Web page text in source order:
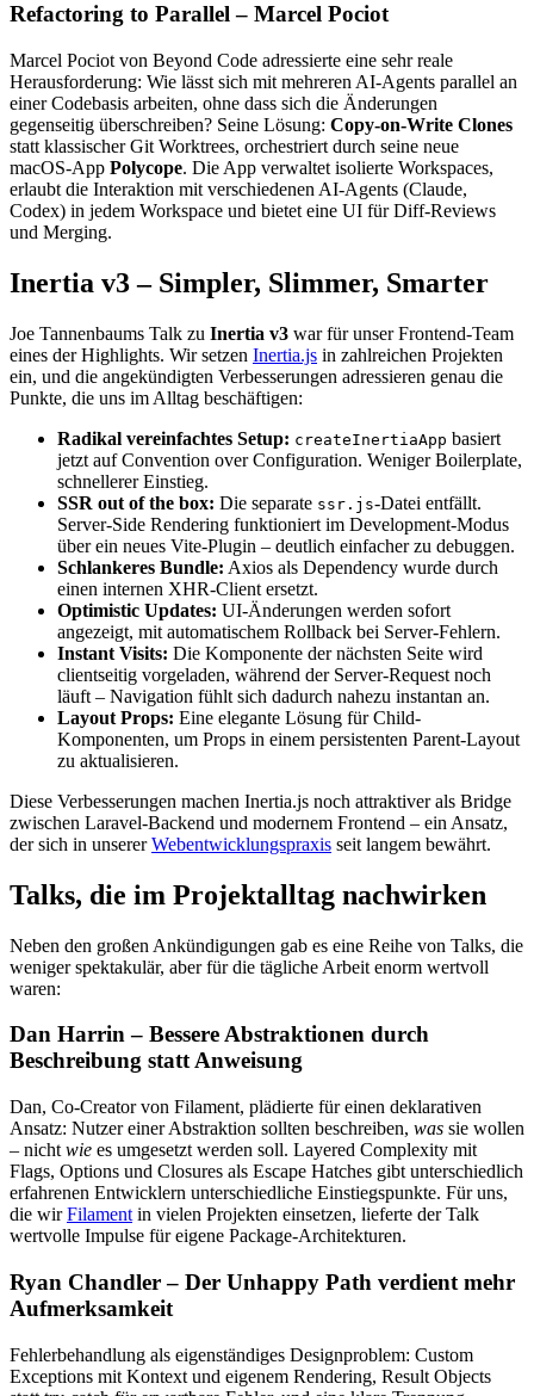
Refactoring to Parallel – Marcel Pociot
Marcel Pociot von Beyond Code adressierte eine sehr reale
Herausforderung: Wie lässt sich mit mehreren AI-Agents parallel an
einer Codebasis arbeiten, ohne dass sich die Änderungen
gegenseitig überschreiben? Seine Lösung: Copy-on-Write Clones
statt klassischer Git Worktrees, orchestriert durch seine neue
macOS-App Polycope. Die App verwaltet isolierte Workspaces,
erlaubt die Interaktion mit verschiedenen AI-Agents (Claude,
Codex) in jedem Workspace und bietet eine UI für Diff-Reviews
und Merging.
Inertia v3 – Simpler, Slimmer, Smarter
Joe Tannenbaums Talk zu Inertia v3 war für unser Frontend-Team
eines der Highlights. Wir setzen Inertia.js in zahlreichen Projekten
ein, und die angekündigten Verbesserungen adressieren genau die
Punkte, die uns im Alltag beschäftigen:
Radikal vereinfachtes Setup: createInertiaApp basiert
jetzt auf Convention over Configuration. Weniger Boilerplate,
schnellerer Einstieg.
SSR out of the box: Die separate ssr.js-Datei entfällt.
Server-Side Rendering funktioniert im Development-Modus
über ein neues Vite-Plugin – deutlich einfacher zu debuggen.
Schlankeres Bundle: Axios als Dependency wurde durch
einen internen XHR-Client ersetzt.
Optimistic Updates: UI-Änderungen werden sofort
angezeigt, mit automatischem Rollback bei Server-Fehlern.
Instant Visits: Die Komponente der nächsten Seite wird
clientseitig vorgeladen, während der Server-Request noch
läuft – Navigation fühlt sich dadurch nahezu instantan an.
Layout Props: Eine elegante Lösung für Child-
Komponenten, um Props in einem persistenten Parent-Layout
zu aktualisieren.
Diese Verbesserungen machen Inertia.js noch attraktiver als Bridge
zwischen Laravel-Backend und modernem Frontend – ein Ansatz,
der sich in unsererWebentwicklungspraxis seit langem bewährt.
Talks, die im Projektalltag nachwirken
Neben den großen Ankündigungen gab es eine Reihe von Talks, die
weniger spektakulär, aber für die tägliche Arbeit enorm wertvoll
waren:
Dan Harrin – Bessere Abstraktionen durch
Beschreibung statt Anweisung
Dan, Co-Creator von Filament, plädierte für einen deklarativen
Ansatz: Nutzer einer Abstraktion sollten beschreiben, was sie wollen
– nicht wie es umgesetzt werden soll. Layered Complexity mit
Flags, Options und Closures als Escape Hatches gibt unterschiedlich
erfahrenen Entwicklern unterschiedliche Einstiegspunkte. Für uns,
die wirFilament in vielen Projekten einsetzen, lieferte der Talk
wertvolle Impulse für eigene Package-Architekturen.
Ryan Chandler – Der Unhappy Path verdient mehr
Aufmerksamkeit
Fehlerbehandlung als eigenständiges Designproblem: Custom
Exceptions mit Kontext und eigenem Rendering, Result Objects